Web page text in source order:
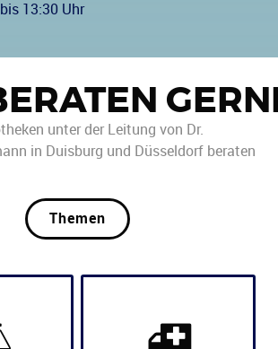
13:30 Uhr
unter der Leitung von Dr.
in Duisburg und Düsseldorf beraten
Themen